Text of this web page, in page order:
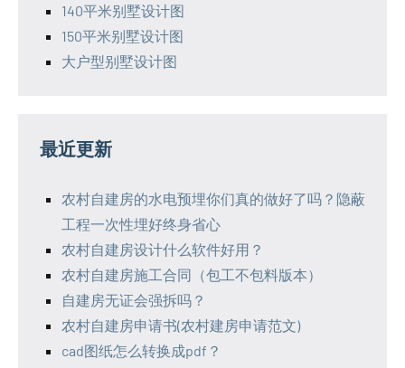
140平米别墅设计图
150平米别墅设计图
大户型别墅设计图
最近更新
农村自建房的水电预埋你们真的做好了吗？隐蔽
工程一次性埋好终身省心
农村自建房设计什么软件好用？
农村自建房施工合同（包工不包料版本）
自建房无证会强拆吗？
农村自建房申请书(农村建房申请范文)
cad图纸怎么转换成pdf？